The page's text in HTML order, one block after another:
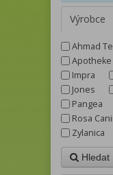
Výrobce
Ahmad
Apotheke
Impra
Jones
Pangea
Rosa
Zylanica
Hledat